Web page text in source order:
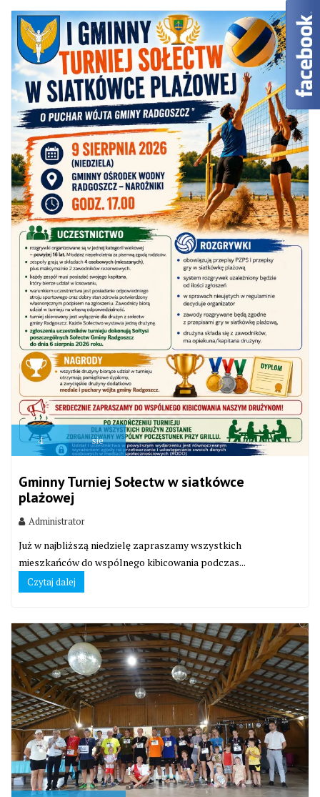
4 sie
Gminny Turniej Sołectw w siatkówce
plażowej
Administrator
Już w najbliższą niedzielę zapraszamy wszystkich
mieszkańców do wspólnego kibicowania podczas...
Czytaj dalej